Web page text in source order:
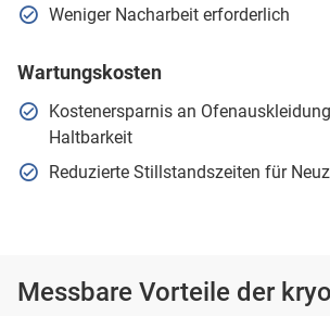
Weniger Nacharbeit erforderlich
Wartungskosten
Kostenersparnis an
Haltbarkeit
Reduzierte Stillstandszeiten für
Messbare Vorteile der